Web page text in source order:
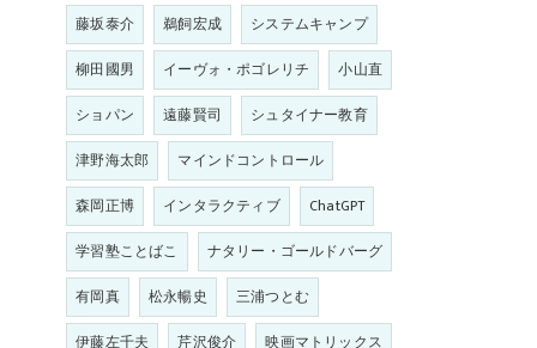
藤坂泰介
鵜飼宏成
システムキャンプ
柳田國男
イーヴォ・ポゴレリチ
小山直
ショパン
遠藤賢司
シュタイナー教育
津野海太郎
マインドコントロール
森岡正博
インタラクティブ
ChatGPT
学習塾ことばこ
ナタリー・ゴールドバーグ
有岡真
松永暢史
三浦つとむ
伊藤左千夫
芹沢俊介 映画マトリックス